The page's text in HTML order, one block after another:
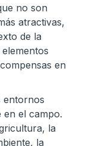
no son
atractivas,
de la
en
entornos
en el campo.
la
la